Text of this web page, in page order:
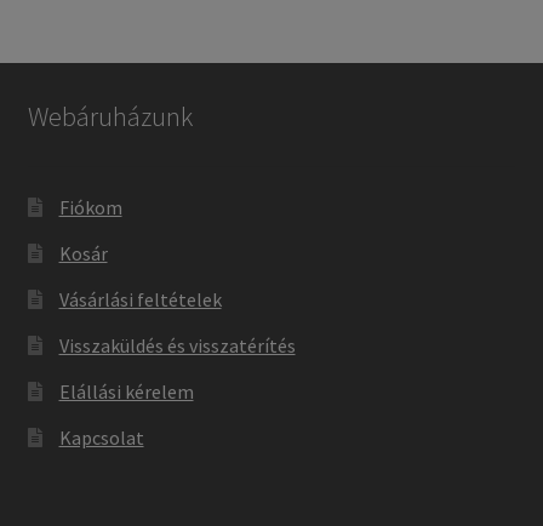
Webáruházunk
Fiókom
Kosár
Vásárlási feltételek
Visszaküldés és visszatérítés
Elállási kérelem
Kapcsolat